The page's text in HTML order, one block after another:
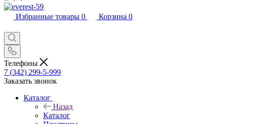
Избранные товары 0 Корзина 0
Телефоны
7 (342) 299-5-999
Заказать звонок
Каталог
Назад
Каталог